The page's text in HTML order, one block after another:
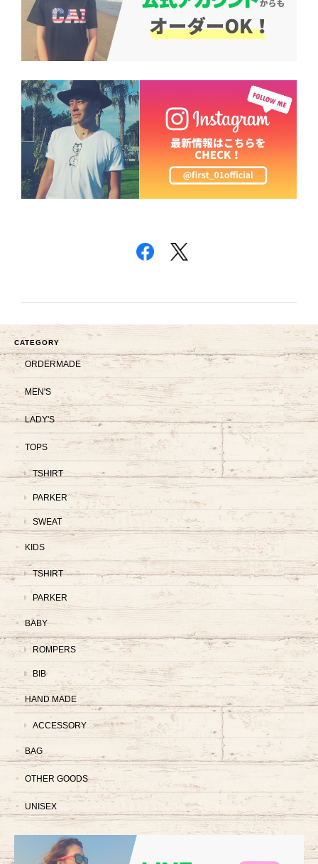
CATEGORY
ORDERMADE
MEN'S
LADY'S
TOPS
TSHIRT
PARKER
SWEAT
KIDS
TSHIRT
PARKER
BABY
ROMPERS
BIB
HAND MADE
ACCESSORY
BAG
OTHER GOODS
UNISEX